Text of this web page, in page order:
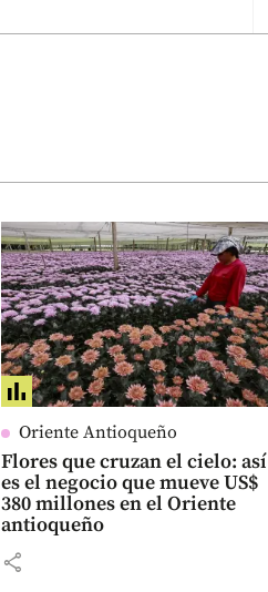
Oriente Antioqueño
Flores que cruzan el cielo: así
es el negocio que mueve US$
380 millones en el Oriente
antioqueño
share